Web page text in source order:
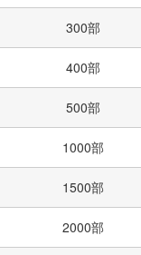
300部
400部
500部
1000部
1500部
2000部